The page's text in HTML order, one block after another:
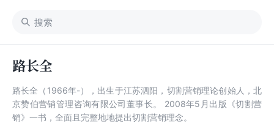
路长全
路长全（1966年-），出生于江苏泗阳，切割营销理论创始人，北
京赞伯营销管理咨询有限公司董事长。 2008年5月出版《切割营
销》一书，全面且完整地地提出切割营销理念。